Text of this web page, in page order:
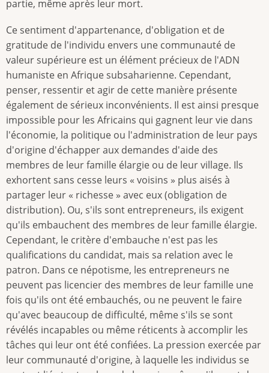
partie, même après leur mort.
Ce sentiment d'appartenance, d'obligation et de
gratitude de l'individu envers une communauté de
valeur supérieure est un élément précieux de l'ADN
humaniste en Afrique subsaharienne. Cependant,
penser, ressentir et agir de cette manière présente
également de sérieux inconvénients. Il est ainsi presque
impossible pour les Africains qui gagnent leur vie dans
l'économie, la politique ou l'administration de leur pays
d'origine d'échapper aux demandes d'aide des
membres de leur famille élargie ou de leur village. Ils
exhortent sans cesse leurs « voisins » plus aisés à
partager leur « richesse » avec eux (obligation de
distribution). Ou, s'ils sont entrepreneurs, ils exigent
qu'ils embauchent des membres de leur famille élargie.
Cependant, le critère d'embauche n'est pas les
qualifications du candidat, mais sa relation avec le
patron. Dans ce népotisme, les entrepreneurs ne
peuvent pas licencier des membres de leur famille une
fois qu'ils ont été embauchés, ou ne peuvent le faire
qu'avec beaucoup de difficulté, même s'ils se sont
révélés incapables ou même réticents à accomplir les
tâches qui leur ont été confiées. La pression exercée par
leur communauté d'origine, à laquelle les individus se